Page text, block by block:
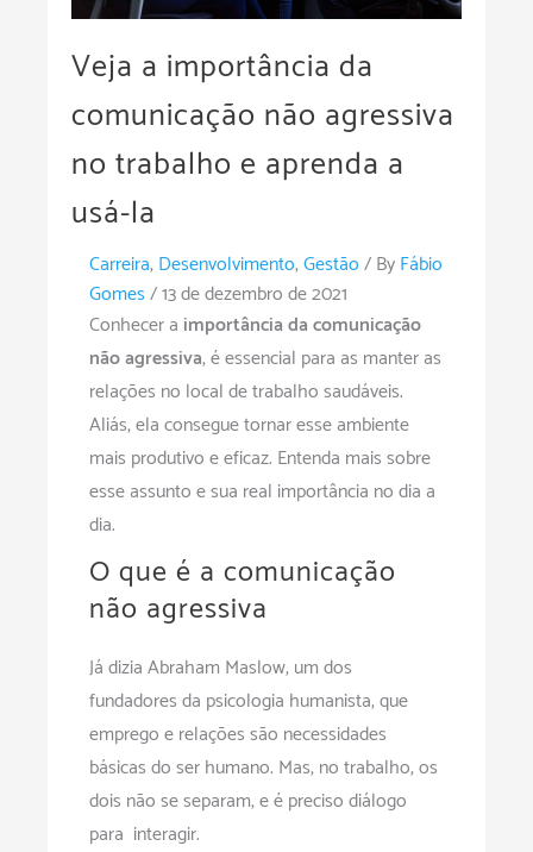
Veja a importância da
comunicação não agressiva
no trabalho e aprenda a
usá-la
Carreira,Desenvolvimento,Gestão/ ByFábio
Gomes/13 de dezembro de 2021
Conhecer a importância da comunicação
não agressiva, é essencial para as manter as
relações no local de trabalho saudáveis.
Aliás, ela consegue tornar esse ambiente
mais produtivo e eficaz. Entenda mais sobre
esse assunto e sua real importância no dia a
dia.
O que é a comunicação
não agressiva
Já dizia Abraham Maslow, um dos
fundadores da psicologia humanista, que
emprego e relações são necessidades
básicas do ser humano. Mas, no trabalho, os
dois não se separam, e é preciso diálogo
para interagir.